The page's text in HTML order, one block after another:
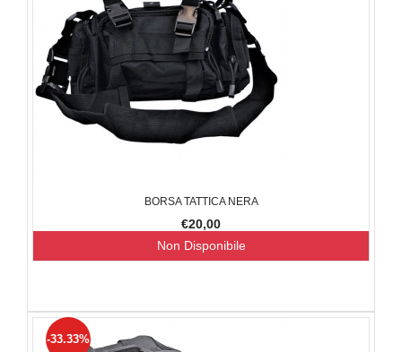
BORSA TATTICA NERA
€20,00
Non Disponibile
-33.33%